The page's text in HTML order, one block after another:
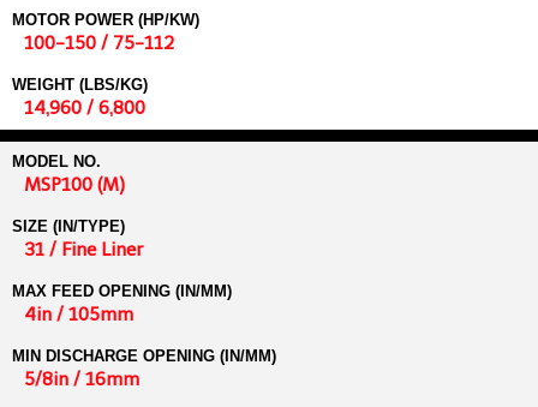
MOTOR POWER (HP/KW)
100-150 / 75-112
WEIGHT (LBS/KG)
14,960 / 6,800
MODEL NO.
MSP100 (M)
SIZE (IN/TYPE)
31 / Fine Liner
MAX FEED OPENING (IN/MM)
4in / 105mm
MIN DISCHARGE OPENING (IN/MM)
5/8in / 16mm